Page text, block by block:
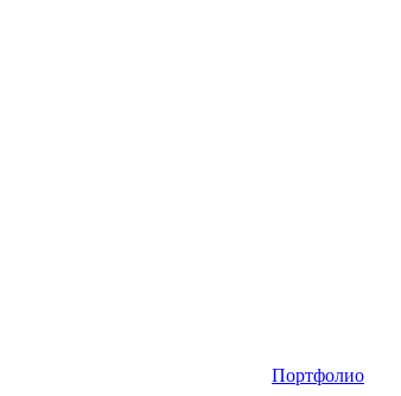
Портфолио